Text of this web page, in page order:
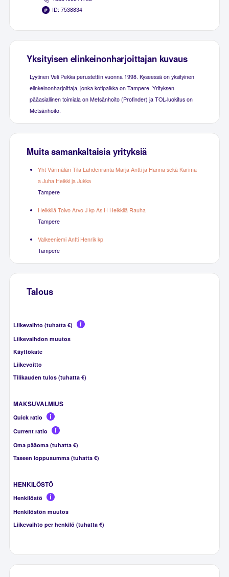
ID: 7538834
Yksityisen elinkeinonharjoittajan kuvaus
Lyytinen Veli Pekka perustettiin vuonna 1998. Kyseessä on yksityinen
elinkeinonharjoittaja, jonka kotipaikka on Tampere. Yrityksen
pääasiallinen toimiala on Metsänhoito (Profinder) ja TOL-luokitus on
Metsänhoito.
Muita samankaltaisia yrityksiä
Yht Värmälän Tila Lahdenranta Marja Antti ja Hanna sekä Karima
a Juha Heikki ja Jukka
Tampere
Heikkilä Toivo Arvo J kp As.H Heikkilä Rauha
Tampere
Valkeeniemi Antti Henrik kp
Tampere
Talous
Liikevaihto (tuhatta €)
Liikevaihdon muutos
Käyttökate
Liikevoitto
Tilikauden tulos (tuhatta €)
MAKSUVALMIUS
Quick ratio
Current ratio
Oma pääoma (tuhatta €)
Taseen loppusumma (tuhatta €)
HENKILÖSTÖ
Henkilöstö
Henkilöstön muutos
Liikevaihto per henkilö (tuhatta €)